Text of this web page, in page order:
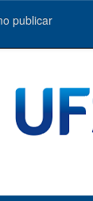
publicar